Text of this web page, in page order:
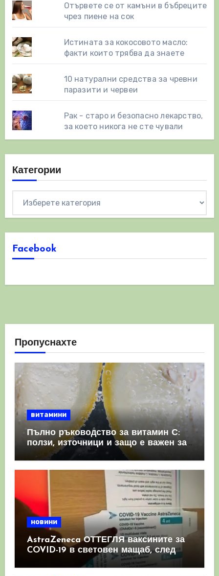
Отървете се от камъни в бъбреците
чрез пиене на сок
Истината за кокосовото масло:
факти които трябва да знаете
10 натурални средства за чревни
паразити и червеи
Рак - старо и безопасно лекарство,
за което никога не сте чували
Категории
Facebook
Пропуснахте
витамини
Пълно ръководство за витамин С:
ползи, източници и защо е важен за
имунната система
новини
AstraZeneca ОТТЕГЛЯ ваксините за
COVID-19 в световен мащаб, след
като призна, че те причиняват
КРЪВНИ съсиреци